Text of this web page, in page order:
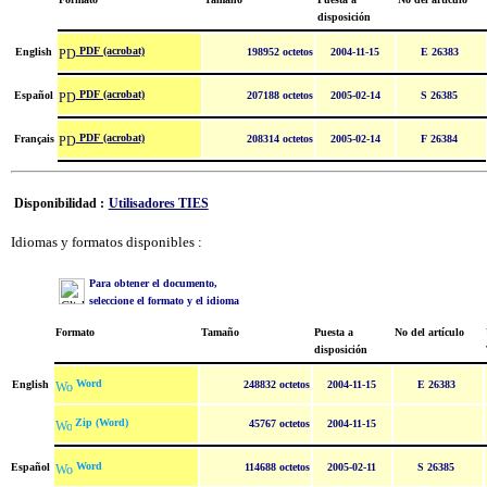
disposición
English PDF (acrobat) 198952 octetos 2004-11-15 E 26383
Español PDF (acrobat) 207188 octetos 2005-02-14 S 26385
Français PDF (acrobat) 208314 octetos 2005-02-14 F 26384
Disponibilidad : Utilisadores TIES
Idiomas y formatos disponibles :
Para obtener el documento,
seleccione el formato y el idioma
Formato Tamaño
Puesta a
disposición
No del artículo
English Word 248832 octetos 2004-11-15 E 26383
Zip (Word) 45767 octetos 2004-11-15
Español Word 114688 octetos 2005-02-11 S 26385